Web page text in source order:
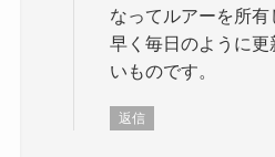
なってルアーを所有
早く毎日のように
いものです。
返信